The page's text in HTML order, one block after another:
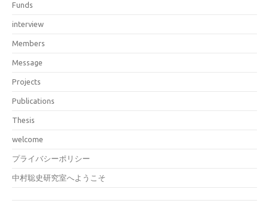
Funds
interview
Members
Message
Projects
Publications
Thesis
welcome
プライバシーポリシー
中村聡史研究室へようこそ